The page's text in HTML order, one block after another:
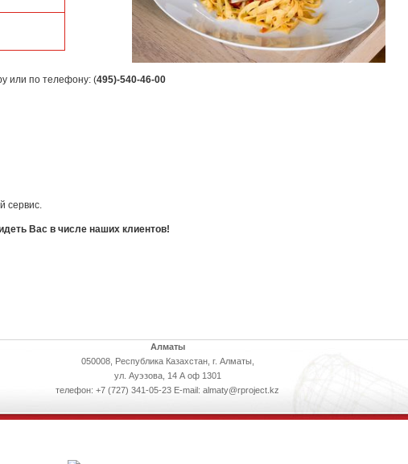
или по телефону: (495)-540-46-00
сервис.
Вас в числе наших клиентов!
Алматы
050008, Республика Казахстан, г. Алматы,
ул. Ауэзова, 14 А оф 1301
телефон: +7 (727) 341-05-23 E-mail: almaty@rproject.kz